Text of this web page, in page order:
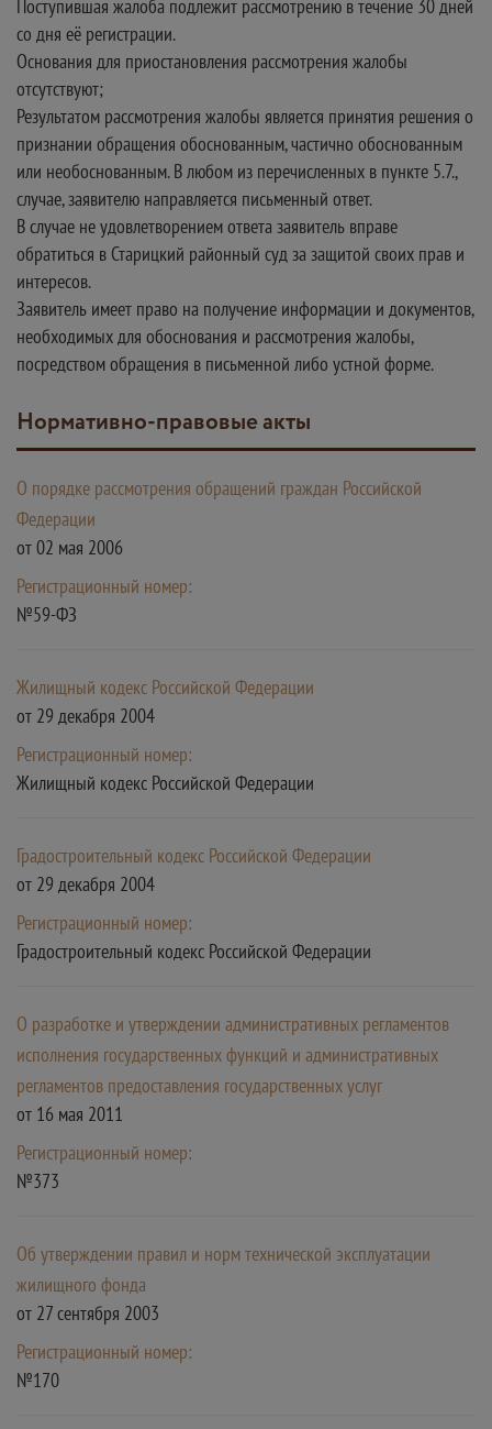
Поступившая жалоба подлежит рассмотрению в течение 30 дней
со дня её регистрации.
Основания для приостановления рассмотрения жалобы
отсутствуют;
Результатом рассмотрения жалобы является принятия решения о
признании обращения обоснованным, частично обоснованным
или необоснованным. В любом из перечисленных в пункте 5.7.,
случае, заявителю направляется письменный ответ.
В случае не удовлетворением ответа заявитель вправе
обратиться в Старицкий районный суд за защитой своих прав и
интересов.
Заявитель имеет право на получение информации и документов,
необходимых для обоснования и рассмотрения жалобы,
посредством обращения в письменной либо устной форме.
Нормативно-правовые акты
О порядке рассмотрения обращений граждан Российской
Федерации
от 02 мая 2006
Регистрационный номер:
№59-ФЗ
Жилищный кодекс Российской Федерации
от 29 декабря 2004
Регистрационный номер:
Жилищный кодекс Российской Федерации
Градостроительный кодекс Российской Федерации
от 29 декабря 2004
Регистрационный номер:
Градостроительный кодекс Российской Федерации
О разработке и утверждении административных регламентов
исполнения государственных функций и административных
регламентов предоставления государственных услуг
от 16 мая 2011
Регистрационный номер:
№373
Об утверждении правил и норм технической эксплуатации
жилищного фонда
от 27 сентября 2003
Регистрационный номер:
№170